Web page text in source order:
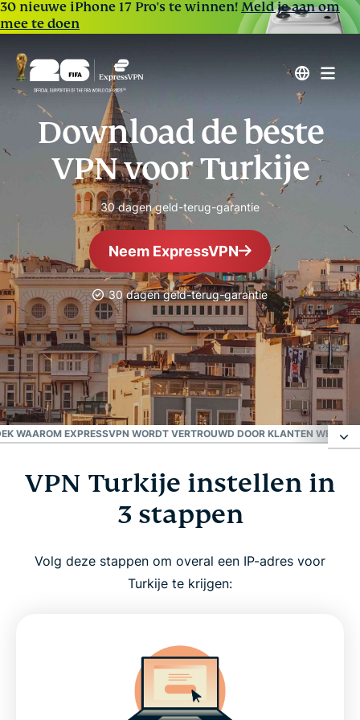
30 nieuwe iPhone 17 Pro's te winnen!Meld je aan om
mee te doen
Download de beste
VPN voor Turkije
30 dagen geld-terug-garantie
Neem ExpressVPN
30 dagen geld-terug-garantie
Beste VPN in Turkije
Probeer het 30 dagen uit
WAAROM EXPRESSVPN WORDT VERTROUWD DOOR KLANTEN
VPN Turkije instellen in 3 stappen
Waarom VPN in Turkije gebruiken?
VPN Turkije voor pc, Mac, iPhone, Android en meer
VPN Turkije: gratis gebruiken?
VPN Turkije instellen in
3 stappen
Volg deze stappen om overal een IP-adres voor
Turkije te krijgen: